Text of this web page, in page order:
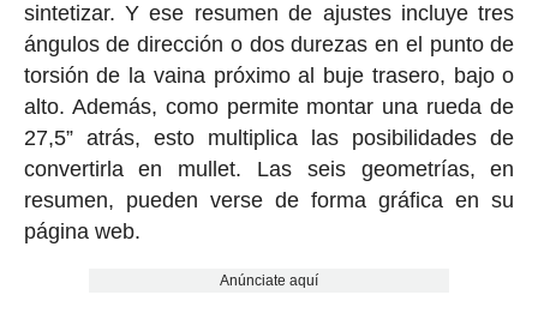
sintetizar. Y ese resumen de ajustes incluye tres
ángulos de dirección o dos durezas en el punto de
torsión de la vaina próximo al buje trasero, bajo o
alto. Además, como permite montar una rueda de
27,5” atrás, esto multiplica las posibilidades de
convertirla en mullet. Las seis geometrías, en
resumen, pueden verse de forma gráfica en su
página web.
Anúnciate aquí